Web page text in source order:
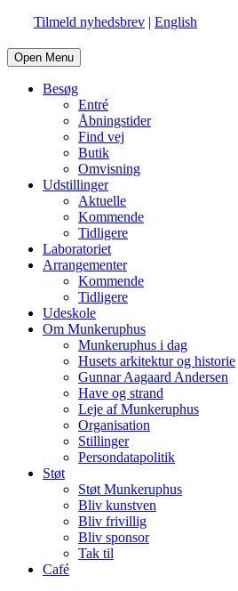
Tilmeld nyhedsbrev | English
Open Menu
Besøg
Entré
Åbningstider
Find vej
Butik
Omvisning
Udstillinger
Aktuelle
Kommende
Tidligere
Laboratoriet
Arrangementer
Kommende
Tidligere
Udeskole
Om Munkeruphus
Munkeruphus i dag
Husets arkitektur og historie
Gunnar Aagaard Andersen
Have og strand
Leje af Munkeruphus
Organisation
Stillinger
Persondatapolitik
Støt
Støt Munkeruphus
Bliv kunstven
Bliv frivillig
Bliv sponsor
Tak til
Café